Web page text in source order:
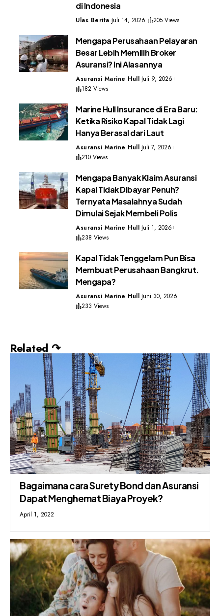
di Indonesia
Ulas Berita Juli 14, 2026 205 Views
Mengapa Perusahaan Pelayaran
Besar Lebih Memilih Broker
Asuransi? Ini Alasannya
Asuransi Marine Hull Juli 9, 2026
182 Views
Marine Hull Insurance di Era Baru:
Ketika Risiko Kapal Tidak Lagi
Hanya Berasal dari Laut
Asuransi Marine Hull Juli 7, 2026
210 Views
Mengapa Banyak Klaim Asuransi
Kapal Tidak Dibayar Penuh?
Ternyata Masalahnya Sudah
Dimulai Sejak Membeli Polis
Asuransi Marine Hull Juli 1, 2026
238 Views
Kapal Tidak Tenggelam Pun Bisa
Membuat Perusahaan Bangkrut.
Mengapa?
Asuransi Marine Hull Juni 30, 2026
233 Views
Related ↷
Bagaimana cara Surety Bond dan Asuransi
Dapat Menghemat Biaya Proyek?
April 1, 2022